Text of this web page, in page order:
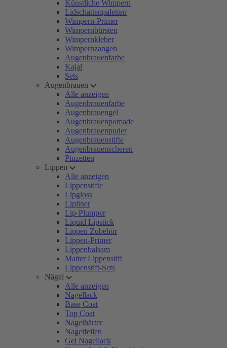
Künstliche Wimpern
Lidschattenpaletten
Wimpern-Primer
Wimpernbürsten
Wimpernkleber
Wimpernzangen
Augenbrauenfarbe
Kajal
Sets
Augenbrauen
Alle anzeigen
Augenbrauenfarbe
Augenbrauengel
Augenbrauenpomade
Augenbrauenpuder
Augenbrauenstifte
Augenbrauenscheren
Pinzetten
Lippen
Alle anzeigen
Lippenstifte
Lipgloss
Lipliner
Lip-Plumper
Liquid Lipstick
Lippen Zubehör
Lippen-Primer
Lippenbalsam
Matter Lippenstift
Lippenstift-Sets
Nägel
Alle anzeigen
Nagellack
Base Coat
Top Coat
Nagelhärter
Nagelfeilen
Gel Nagellack